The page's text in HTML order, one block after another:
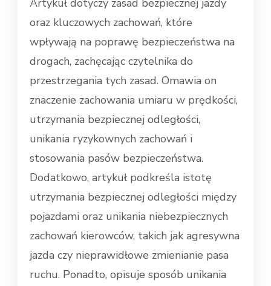
Artykuł dotyczy zasad bezpiecznej jazdy
oraz kluczowych zachowań, które
wpływają na poprawę bezpieczeństwa na
drogach, zachęcając czytelnika do
przestrzegania tych zasad. Omawia on
znaczenie zachowania umiaru w prędkości,
utrzymania bezpiecznej odległości,
unikania ryzykownych zachowań i
stosowania pasów bezpieczeństwa.
Dodatkowo, artykuł podkreśla istotę
utrzymania bezpiecznej odległości między
pojazdami oraz unikania niebezpiecznych
zachowań kierowców, takich jak agresywna
jazda czy nieprawidłowe zmienianie pasa
ruchu. Ponadto, opisuje sposób unikania